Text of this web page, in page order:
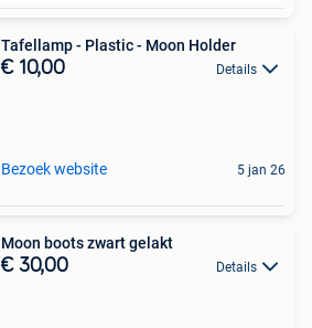
Tafellamp - Plastic - Moon Holder
€ 10,00 Details
Bezoek website 5 jan 26
Moon boots zwart gelakt
€ 30,00 Details